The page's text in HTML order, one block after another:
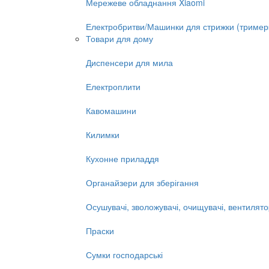
Мережеве обладнання Xiaomi
Електробритви/Машинки для стрижки
Товари для дому
Диспенсери для мила
Електроплити
Кавомашини
Килимки
Кухонне приладдя
Органайзери для зберігання
Осушувачі, зволожувачі, очищувачі,
Праски
Сумки господарські